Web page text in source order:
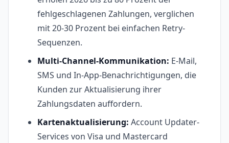
fehlgeschlagenen Zahlungen, verglichen
mit 20-30 Prozent bei einfachen Retry-
Sequenzen.
Multi-Channel-Kommunikation: E-Mail,
SMS und In-App-Benachrichtigungen, die
Kunden zur Aktualisierung ihrer
Zahlungsdaten auffordern.
Kartenaktualisierung: Account Updater-
Services von Visa und Mastercard